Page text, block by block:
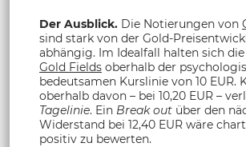
Der Ausblick. Die Notierungen von
sind stark von der Gold-
abhängig. Im Idealfall halten sich
Gold Fields oberhalb der
bedeutsamen Kurslinie von 10 EUR.
oberhalb davon – bei 10,20 EUR –
Tagelinie. Ein Break out über den
Widerstand bei 12,40 EUR wäre
positiv zu bewerten.